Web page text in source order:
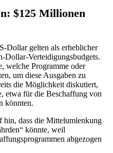
$125 Millionen
Dollar gelten als erheblicher
Dollar-Verteidigungsbudgets.
welche Programme oder
um diese Ausgaben zu
die Möglichkeit diskutiert,
etwa für die Beschaffung von
könnten.
hin, dass die Mittelumlenkung
könnte, weil
abgezogen